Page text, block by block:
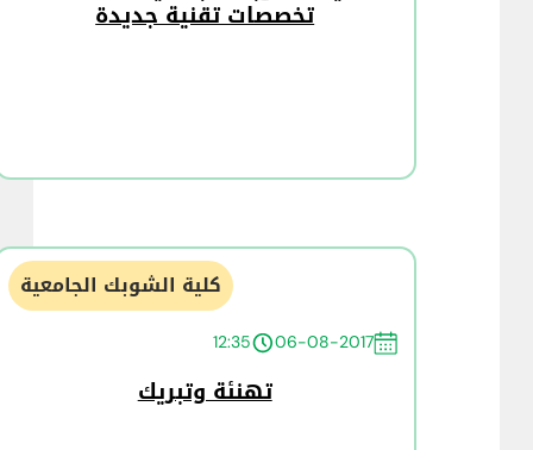
تخصصات تقنية جديدة
كلية الشوبك الجامعية
06-08-2017
12:35
تهنئة وتبريك